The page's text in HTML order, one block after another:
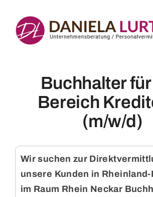
Inhalt
springen
Für Bewerber
Über Uns
Buchhalter
Bereich
(m/w/d)
Wir suchen zur
unsere Kunden in Rheinland-
im Raum Rhein Neckar